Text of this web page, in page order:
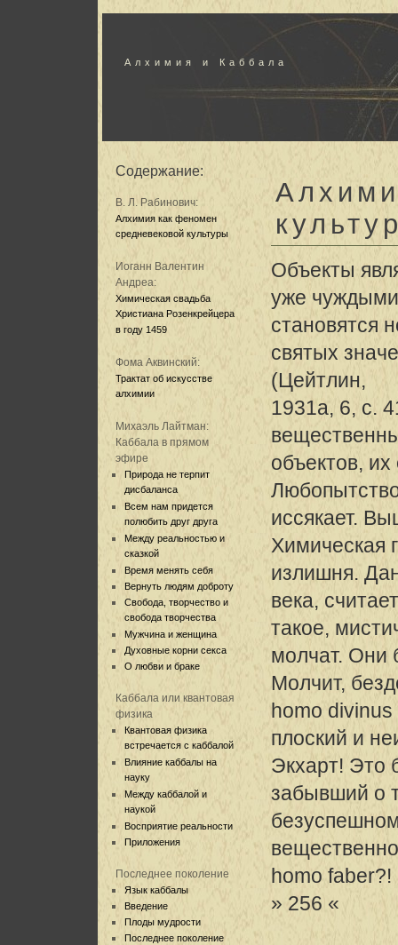
Алхимия и Каббала
Содержание:
В. Л. Рабинович:
Алхимия как феномен
средневековой культуры
Иоганн Валентин
Андреа:
Химическая свадьба
Христиана Розенкрейцера
в году 1459
Фома Аквинский:
Трактат об искусстве
алхимии
Михаэль Лайтман:
Каббала в прямом
эфире
Природа не терпит
дисбаланса
Всем нам придется
полюбить друг друга
Между реальностью и
сказкой
Время менять себя
Вернуть людям доброту
Свобода, творчество и
свобода творчества
Мужчина и женщина
Духовные корни секса
О любви и браке
Каббала или квантовая
физика
Квантовая физика
встречается с каббалой
Влияние каббалы на
науку
Между каббалой и
наукой
Восприятие реальности
Приложения
Последнее поколение
Язык каббалы
Введение
Плоды мудрости
Последнее поколение
Объекты
уже
становятся
святых
(Цейтлин,
1931а, 6, с.
объектов,
иссякает.
Химическая
излишня.
века,
такое,
молчат. Они
Молчит,
homo
плоский и
Экхарт! Это
забывший о
homo faber?!
» 256 «